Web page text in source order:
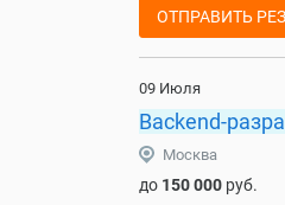
ОТПРАВИТЬ
09 Июля
Backend-
Москва
до 150 000 руб.